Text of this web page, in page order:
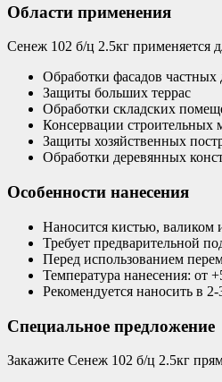
Области применения
Сенеж 102 б/ц 2.5кг применяется
Обработки фасадов частных
Защиты больших террас
Обработки складских
Консервации строительных
Защиты хозяйственных
Обработки деревянных
Особенности нанесения
Наносится кистью, валиком
Требует предварительной
Перед использованием
Температура нанесения: от
Рекомендуется наносить в 2-
Специальное предложение
Закажите Сенеж 102 б/ц 2.5кг